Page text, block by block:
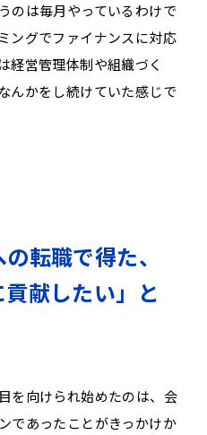
のは毎月やっているわけで
ングでファイナンスに対応
経営管理体制や組織づく
んかをし続けていた感じで
転職で得た、
貢献したい」と
を向けられ始めたのは、会
であったことがきっかけか